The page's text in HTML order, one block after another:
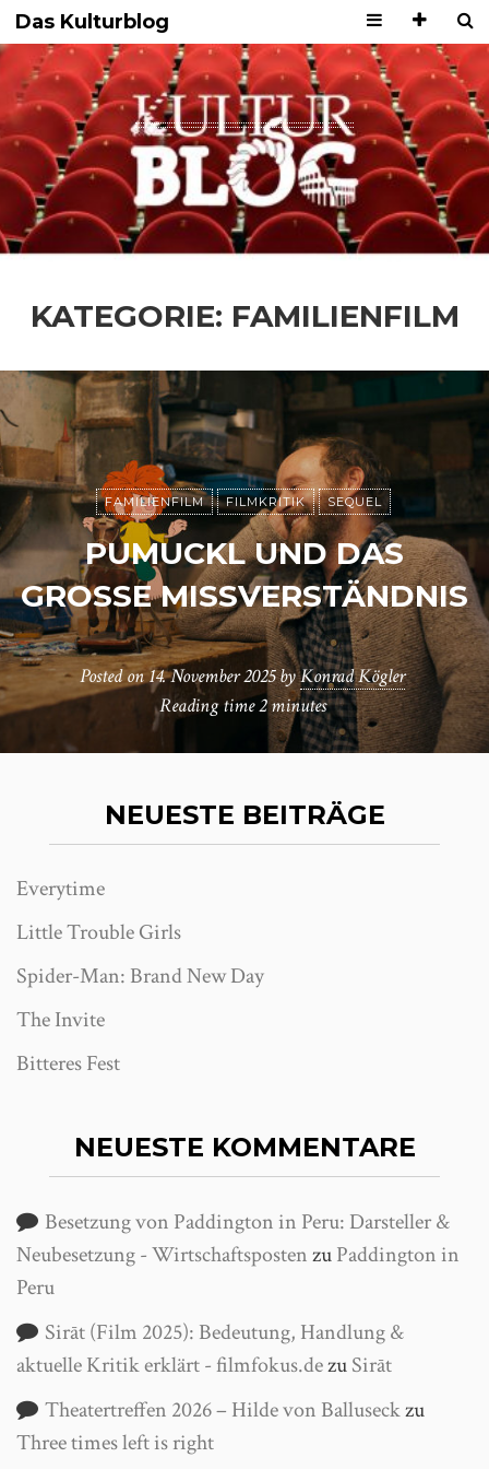
Das Kulturblog
KATEGORIE: FAMILIENFILM
FAMILIENFILM FILMKRITIK SEQUEL
PUMUCKL UND DAS
GROSSE MISSVERSTÄNDNIS
Posted on14. November 2025byKonrad Kögler
Reading time2 minutes
NEUESTE BEITRÄGE
Everytime
Little Trouble Girls
Spider-Man: Brand New Day
The Invite
Bitteres Fest
NEUESTE KOMMENTARE
Besetzung von Paddington in Peru: Darsteller &
Neubesetzung - WirtschaftspostenzuPaddington in
Peru
Sirāt (Film 2025): Bedeutung, Handlung &
aktuelle Kritik erklärt - filmfokus.dezuSirāt
Theatertreffen 2026 – Hilde von Balluseckzu
Three times left is right